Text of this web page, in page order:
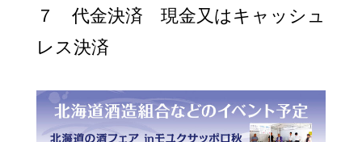
７ 代金決済 現金又はキャッシュ
レス決済